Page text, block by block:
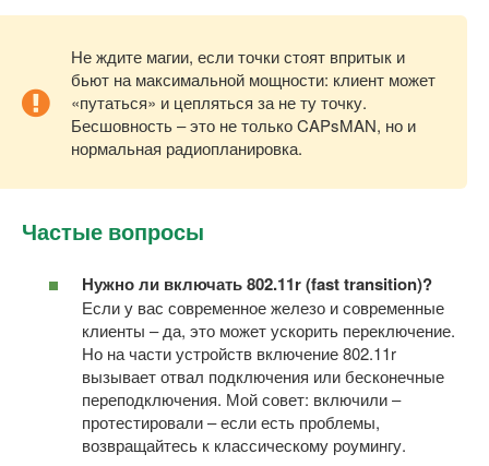
Не ждите магии, если точки стоят впритык и
бьют на максимальной мощности: клиент может
«путаться» и цепляться за не ту точку.
Бесшовность – это не только CAPsMAN, но и
нормальная радиопланировка.
Частые вопросы
Нужно ли включать 802.11r (fast transition)?
Если у вас современное железо и современные
клиенты – да, это может ускорить переключение.
Но на части устройств включение 802.11r
вызывает отвал подключения или бесконечные
переподключения. Мой совет: включили –
протестировали – если есть проблемы,
возвращайтесь к классическому роумингу.